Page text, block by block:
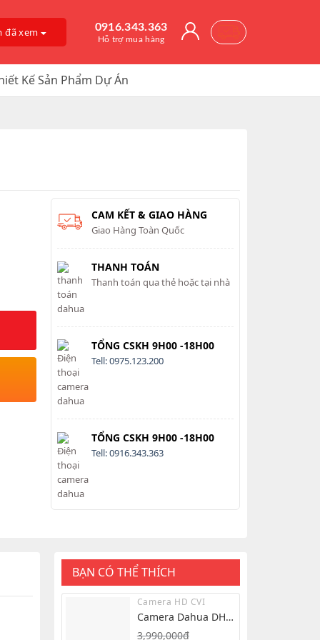
đã xem 0916.343.363
Hỗ trợ mua hàng
Kế Sản Phẩm Dự Án
CAM KẾT & GIAO HÀNG
Giao Hàng Toàn Quốc
THANH TOÁN
Thanh toán qua thẻ hoặc tại nhà
TỔNG CSKH 9H00 -18H00
Tell: 0975.123.200
TỔNG CSKH 9H00 -18H00
Tell: 0916.343.363
BẠN CÓ THỂ THÍCH
Camera HD CVI
Camera Dahua DH-
IPC-HFW2849S-S-IL
3,990,000₫